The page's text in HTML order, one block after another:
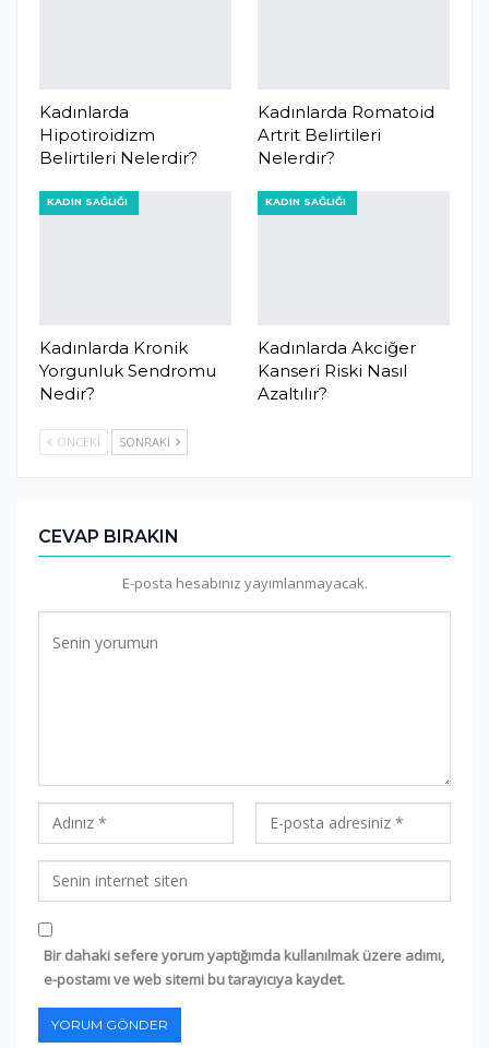
Kadınlarda
Hipotiroidizm
Belirtileri Nelerdir?
Kadınlarda Romatoid
Artrit Belirtileri
Nelerdir?
KADIN SAĞLIĞI
Kadınlarda Kronik
Yorgunluk Sendromu
Nedir?
KADIN SAĞLIĞI
Kadınlarda Akciğer
Kanseri Riski Nasıl
Azaltılır?
ÖNCEKI SONRAKI
CEVAP BIRAKIN
E-posta hesabınız yayımlanmayacak.
Bir dahaki sefere yorum yaptığımda kullanılmak üzere adımı,
e-postamı ve web sitemi bu tarayıcıya kaydet.